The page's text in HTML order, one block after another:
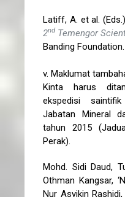
Latiff, A. et al.
2nd Temengor
Banding
v. Maklumat
Kinta harus
ekspedisi
Jabatan Mineral
tahun 2015
Perak).
Mohd. Sidi Daud,
Othman Kangsar,
Nur Asyikin